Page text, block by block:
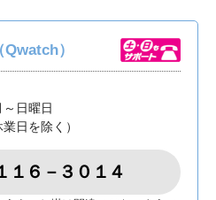
Qwatch）
日曜日
日を除く）
１６－３０１４